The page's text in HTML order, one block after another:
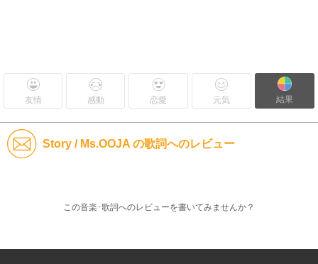
友情 感動 恋愛 元気 結果
Story / Ms.OOJA の歌詞へのレビュー
この音楽･歌詞へのレビューを書いてみませんか？